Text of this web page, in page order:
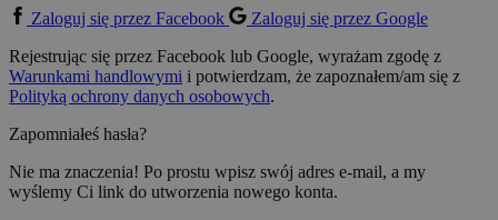
Zaloguj się przez Facebook
Zaloguj się przez Google
Rejestrując się przez Facebook lub Google, wyrażam zgodę z
Warunkami handlowymi i potwierdzam, że zapoznałem/am się z
Polityką ochrony danych osobowych.
Zapomniałeś hasła?
Nie ma znaczenia! Po prostu wpisz swój adres e-mail, a my
wyślemy Ci link do utworzenia nowego konta.